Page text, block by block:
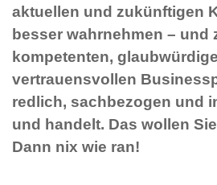
aktuellen und zukünftigen
besser wahrnehmen – und
kompetenten,
vertrauensvollen
redlich, sachbezogen und
und handelt. Das wollen
Dann nix wie ran!